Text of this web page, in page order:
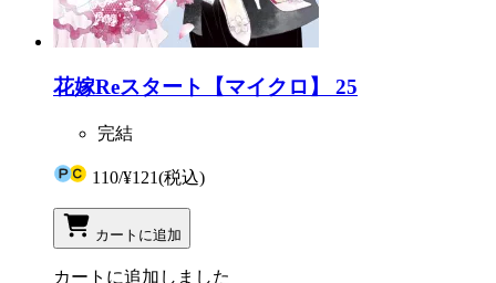
花嫁Reスタート【マイクロ】 25
完結
110/¥121(税込)
カートに追加
カートに追加しました